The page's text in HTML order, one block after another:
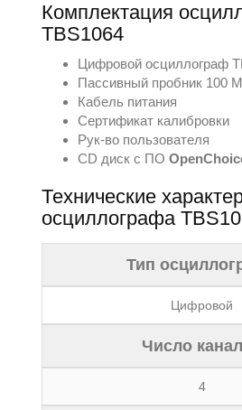
Комплектация
TBS1064
Цифровой осциллограф
Пассивный пробник 100
Кабель питания
Сертификат калибровки
Рук-во пользователя
CD диск с ПО
Теxнические
осциллографа
Тип
Цифровой
Число
4